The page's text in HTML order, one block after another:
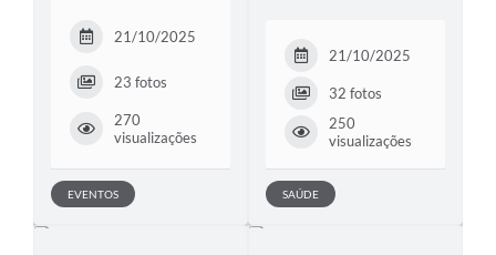
21/10/2025
23 fotos
270
visualizações
EVENTOS
21/10/2025
32 fotos
250
visualizações
SAÚDE